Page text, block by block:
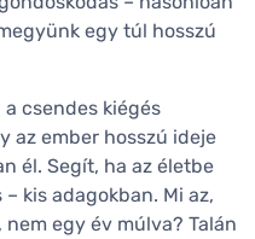
egy túl hosszú
csendes kiégés
az ember hosszú ideje
él. Segít, ha az életbe
kis adagokban. Mi az,
egy év múlva? Talán